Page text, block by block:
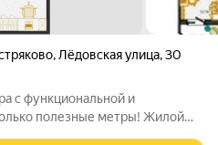
, Лёдовская улица,30
полезные метры! Жилой